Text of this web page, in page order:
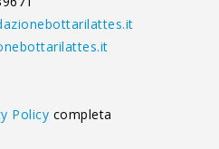
Policy completa